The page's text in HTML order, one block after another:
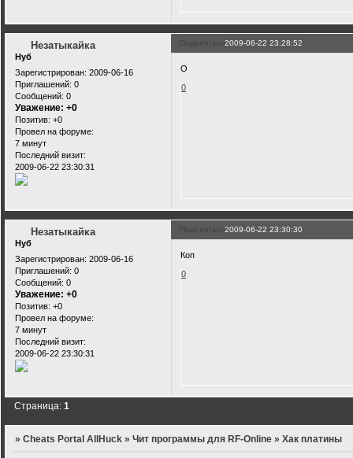
Поделиться2009-06-22 23:28:52
Незатыкайка
Нуб
Зарегистрирован: 2009-06-16
Приглашений: 0
Сообщений: 0
Уважение: +0
Позитив: +0
Провел на форуме:
7 минут
Последний визит:
2009-06-22 23:30:31
О
0
Поделиться2009-06-22 23:30:30
Незатыкайка
Нуб
Зарегистрирован: 2009-06-16
Приглашений: 0
Сообщений: 0
Уважение: +0
Позитив: +0
Провел на форуме:
7 минут
Последний визит:
2009-06-22 23:30:31
Коп
0
Страница:1
»Cheats Portal AllHuck »Чит программы для RF-Online »Хак платины